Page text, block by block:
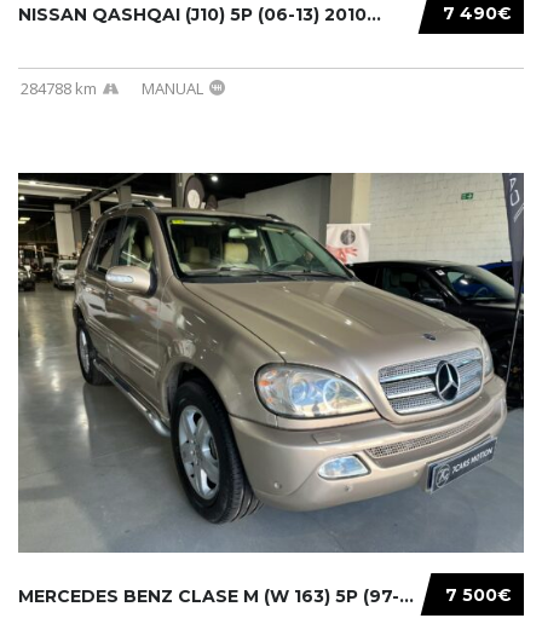
7 490€
NISSAN QASHQAI (J10) 5P (06-13) 2010...
284788 km MANUAL
7 500€
MERCEDES BENZ CLASE M (W 163) 5P (97-05) 200...